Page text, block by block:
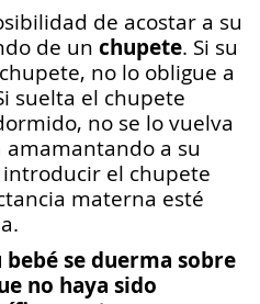
de acostar a su
de un chupete. Si su
no lo obligue a
suelta el chupete
no se lo vuelva
amamantando a su
el chupete
materna esté
bebé se duerma sobre
no haya sido